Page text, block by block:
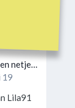
netjes
19
Lila91